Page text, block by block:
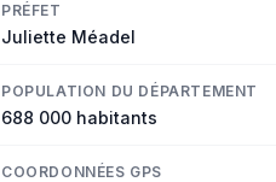
PRÉFET
Juliette Méadel
POPULATION DU DÉPARTEMENT
688 000 habitants
COORDONNÉES GPS